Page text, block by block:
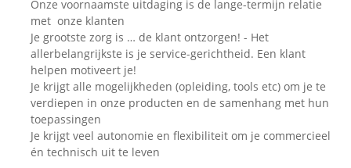
Onze voornaamste uitdaging is de lange-termijn relatie
met onze klanten
Je grootste zorg is … de klant ontzorgen! - Het
allerbelangrijkste is je service-gerichtheid. Een klant
helpen motiveert je!
Je krijgt alle mogelijkheden (opleiding, tools etc) om je te
verdiepen in onze producten en de samenhang met hun
toepassingen
Je krijgt veel autonomie en flexibiliteit om je commercieel
én technisch uit te leven